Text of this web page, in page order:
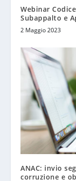
Webinar
Subappalto e
2 Maggio 2023
ANAC: invio
corruzione e